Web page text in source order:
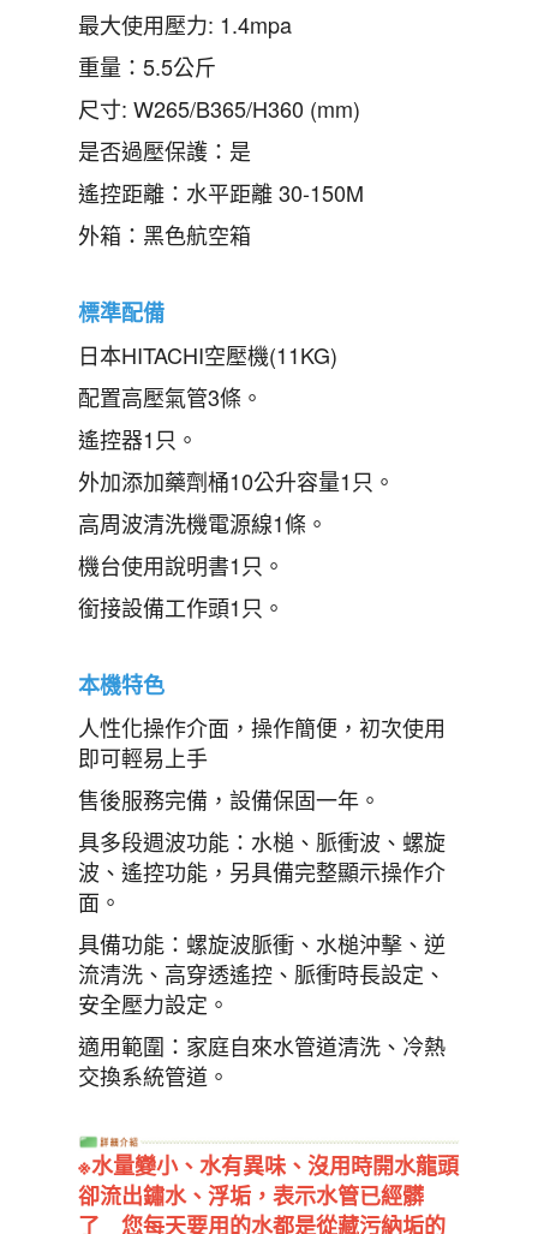
最大使用壓力: 1.4mpa
重量：5.5公斤
尺寸: W265/B365/H360 (mm)
是否過壓保護：是
遙控距離：水平距離 30-150M
外箱：黑色航空箱
標準配備
日本HITACHI空壓機(11KG)
配置高壓氣管3條。
遙控器1只。
外加添加藥劑桶10公升容量1只。
高周波清洗機電源線1條。
機台使用說明書1只。
銜接設備工作頭1只。
本機特色
人性化操作介面，操作簡便，初次使用
即可輕易上手
售後服務完備，設備保固一年。
具多段週波功能：水槌、脈衝波、螺旋
波、遙控功能，另具備完整顯示操作介
面。
具備功能：螺旋波脈衝、水槌沖擊、逆
流清洗、高穿透遙控、脈衝時長設定、
安全壓力設定。
適用範圍：家庭自來水管道清洗、冷熱
交換系統管道。
※水量變小、水有異味、沒用時開水龍頭
卻流出鏽水、浮垢，表示水管已經髒
了 您每天要用的水都是從藏污納垢的